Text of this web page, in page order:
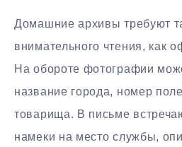
Домашние архивы требуют
внимательного чтения, как
На обороте фотографии
название города, номер
товарища. В письме
намеки на место службы,